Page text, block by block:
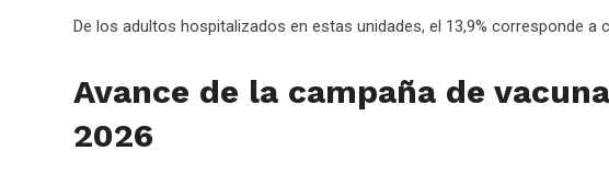
De los adultos hospitalizados en estas unidades, el 13,9% corresponde a
Avance de la campaña de
2026